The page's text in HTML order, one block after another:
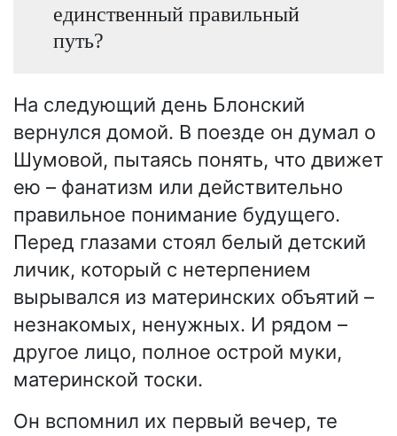
единственный правильный
путь?
На следующий день Блонский
вернулся домой. В поезде он думал о
Шумовой, пытаясь понять, что движет
ею – фанатизм или действительно
правильное понимание будущего.
Перед глазами стоял белый детский
личик, который с нетерпением
вырывался из материнских объятий –
незнакомых, ненужных. И рядом –
другое лицо, полное острой муки,
материнской тоски.
Он вспомнил их первый вечер, те